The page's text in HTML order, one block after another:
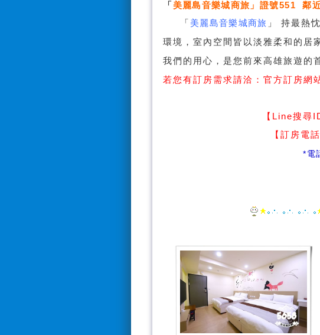
「 美麗島音樂城商旅 」證號551 鄰
「 美麗島音樂城商旅 」 持最熱
環境，室內空間皆以淡雅柔和的居
我們的用心，是您前來高雄旅遊的
若您有訂房需求請洽： 官方訂房網
【Line搜尋
【訂房電話：0928-
*電話接聽時間：